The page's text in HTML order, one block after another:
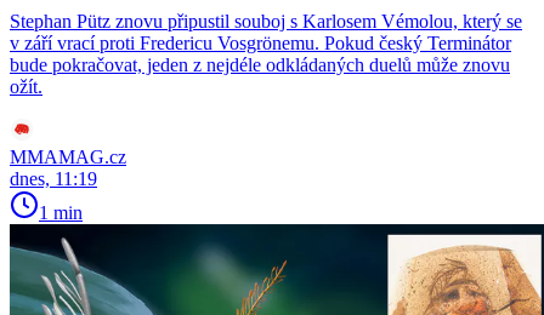
Stephan Pütz znovu připustil souboj s Karlosem Vémolou, který se
v září vrací proti Fredericu Vosgrönemu. Pokud český Terminátor
bude pokračovat, jeden z nejdéle odkládaných duelů může znovu
ožít.
MMAMAG.cz
dnes, 11:19
1 min